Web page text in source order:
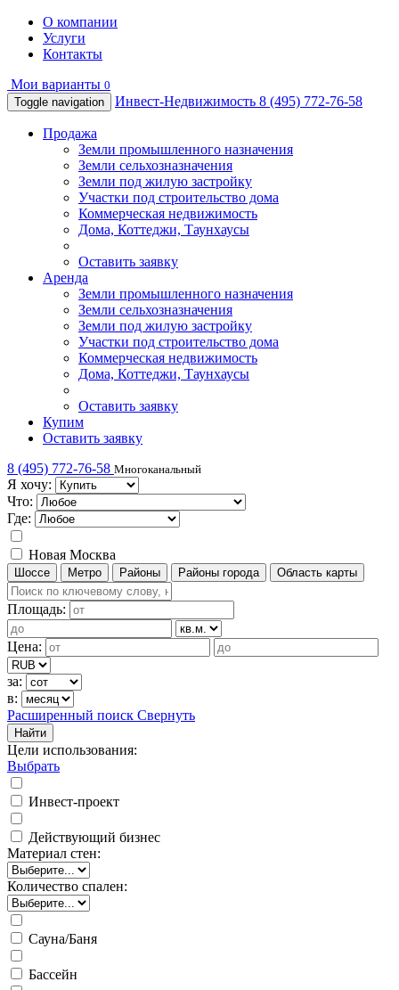
О компании
Услуги
Контакты
Мои варианты 0
Toggle navigation
Инвест-Недвижимость 8 (495) 772-76-58
Продажа
Земли промышленного назначения
Земли сельхозназначения
Земли под жилую застройку
Участки под строительство дома
Коммерческая недвижимость
Дома, Коттеджи, Таунхаусы
Оставить заявку
Аренда
Земли промышленного назначения
Земли сельхозназначения
Земли под жилую застройку
Участки под строительство дома
Коммерческая недвижимость
Дома, Коттеджи, Таунхаусы
Оставить заявку
Купим
Оставить заявку
8 (495) 772-76-58 Многоканальный
Я хочу:
Что:
Где:
Новая Москва
Шоссе Метро Районы Районы города Область карты
Площадь:
Цена:
за:
в:
Расширенный поиск Свернуть
Найти
Цели использования:
Выбрать
Инвест-проект
Действующий бизнес
Материал стен:
Количество спален:
Сауна/Баня
Бассейн